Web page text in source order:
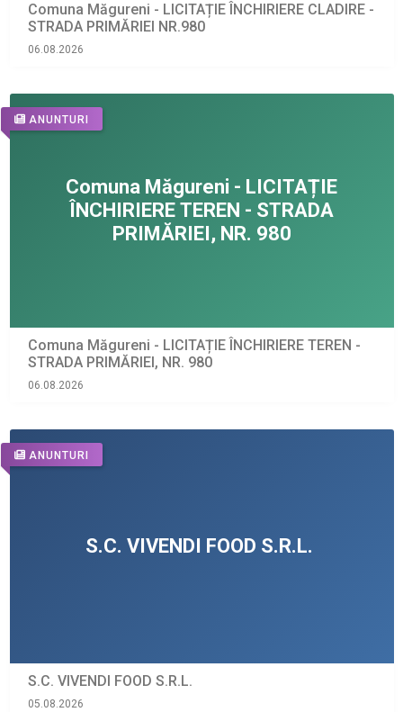
Comuna Măgureni - LICITAȚIE ÎNCHIRIERE CLADIRE -
STRADA PRIMĂRIEI NR.980
06.08.2026
ANUNTURI
Comuna Măgureni - LICITAȚIE ÎNCHIRIERE TEREN -
STRADA PRIMĂRIEI, NR. 980
06.08.2026
ANUNTURI
S.C. VIVENDI FOOD S.R.L.
05.08.2026